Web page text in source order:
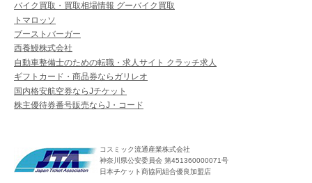
バイク買取・買取相場情報 グーバイク買取
トマロッソ
ブーストバーガー
西養鰻株式会社
自動車整備士のための転職・求人サイト クラッチ求人
ギフトカード・商品券ならガリレオ
国内格安航空券ならJチケット
株主優待券番号販売ならJ・コード
コスミック流通産業株式会社
神奈川県公安委員会 第451360000071号
日本チケット商協同組合優良加盟店